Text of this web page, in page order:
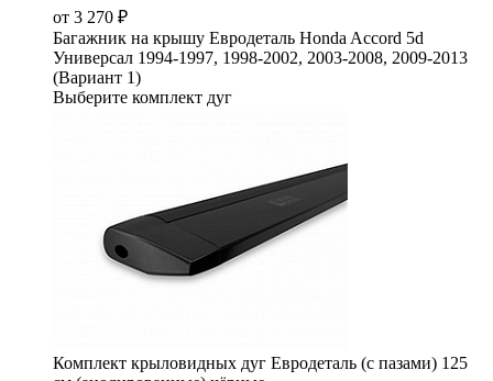
от 3 270 ₽
Багажник на крышу Евродеталь Honda Accord 5d
Универсал 1994-1997, 1998-2002, 2003-2008, 2009-2013
(Вариант 1)
Выберите комплект дуг
Комплект крыловидных дуг Евродеталь (с пазами) 125